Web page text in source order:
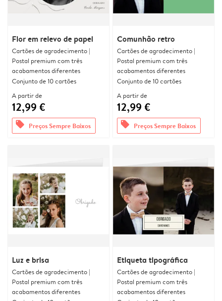
Flor em relevo de papel
Cartões de agradecimento |
Postal premium com três
acabamentos diferentes
Conjunto de 10 cartões
A partir de
12,99 €
offers Preços Sempre Baixos
Comunhão retro
Cartões de agradecimento |
Postal premium com três
acabamentos diferentes
Conjunto de 10 cartões
A partir de
12,99 €
offers Preços Sempre Baixos
Luz e brisa
Cartões de agradecimento |
Postal premium com três
acabamentos diferentes
Etiqueta tipográfica
Cartões de agradecimento |
Postal premium com três
acabamentos diferentes